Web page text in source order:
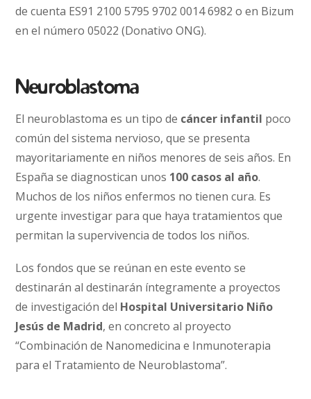
de cuenta ES91 2100 5795 9702 0014 6982 o en Bizum
en el número 05022 (Donativo ONG).
Neuroblastoma
El neuroblastoma es un tipo de cáncer infantil poco
común del sistema nervioso, que se presenta
mayoritariamente en niños menores de seis años. En
España se diagnostican unos 100 casos al año.
Muchos de los niños enfermos no tienen cura. Es
urgente investigar para que haya tratamientos que
permitan la supervivencia de todos los niños.
Los fondos que se reúnan en este evento se
destinarán al destinarán íntegramente a proyectos
de investigación del Hospital Universitario Niño
Jesús de Madrid, en concreto al proyecto
“Combinación de Nanomedicina e Inmunoterapia
para el Tratamiento de Neuroblastoma”.